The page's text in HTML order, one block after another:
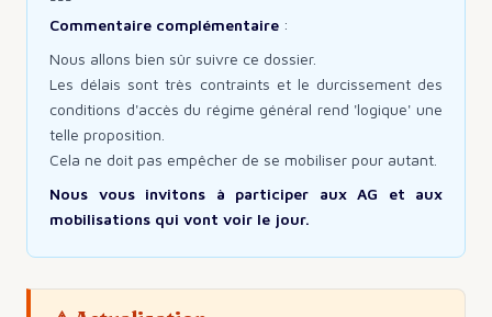
Commentaire complémentaire :
Nous allons bien sûr suivre ce dossier.
Les délais sont très contraints et le durcissement des
conditions d'accès du régime général rend 'logique' une
telle proposition.
Cela ne doit pas empêcher de se mobiliser pour autant.
Nous vous invitons à participer aux AG et aux
mobilisations qui vont voir le jour.